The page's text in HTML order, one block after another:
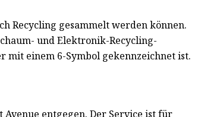
Recycling gesammelt werden können.
und Elektronik-Recycling-
mit einem 6-Symbol gekennzeichnet ist.
entgegen. Der Service ist für